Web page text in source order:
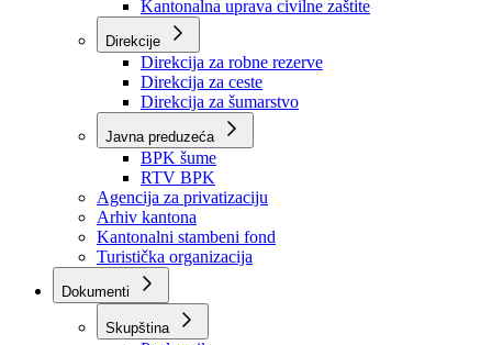
Kantonalna uprava za inspekcijske poslove
Kantonalna uprava civilne zaštite
Direkcije
Direkcija za robne rezerve
Direkcija za ceste
Direkcija za šumarstvo
Javna preduzeća
BPK šume
RTV BPK
Agencija za privatizaciju
Arhiv kantona
Kantonalni stambeni fond
Turistička organizacija